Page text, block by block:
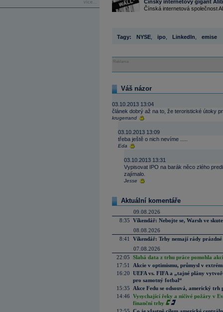
více...
Čínský internetový gigant
Čínská internetová společnost
Tagy: NYSE ipo LinkedIn emise
Reklama
Váš názor
03.10.2013 13:04
článek dobrý až na to, že teroristické útoky
krugerrand
03.10.2013 13:09
třeba ještě o nich nevíme .....
Eda
03.10.2013 13:31
Vypisovat IPO na barák něco zlého
zajímalo.
Jesse
Aktuální komentáře
09.08.2026
8:35 Víkendář: Nebojte se, Warsh ve
08.08.2026
8:41
Víkendář: Trhy nemají rády prázdné
07.08.2026
22:05 Slabá data z trhu práce pomohla
17:51
Akcie v optimismu, průmysl v
16:20 UEFA vs. FIFA a „tajné plány
pro samotný fotbal“
15:35
Akce Fedu se odsouvá, americký
14:46 Vysychající řeky a ničivé požáry v
finanční trhy